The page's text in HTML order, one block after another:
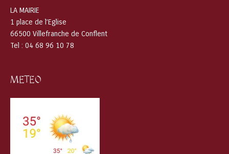
LA MAIRIE
1 place de l’Eglise
66500 Villefranche de Conflent
Tel : 04 68 96 10 78
METEO